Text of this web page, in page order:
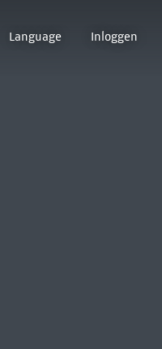
Language Inloggen